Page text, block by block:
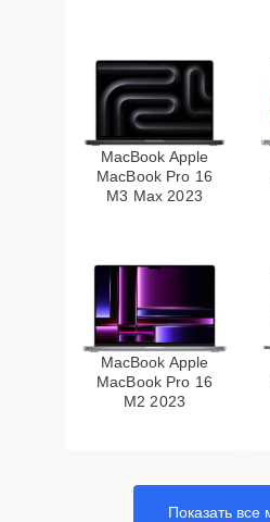
MacBook Apple
MacBook Pro 16
M3 Max 2023
MacBook Apple
MacBook Pro 16
M2 2023
Показать все